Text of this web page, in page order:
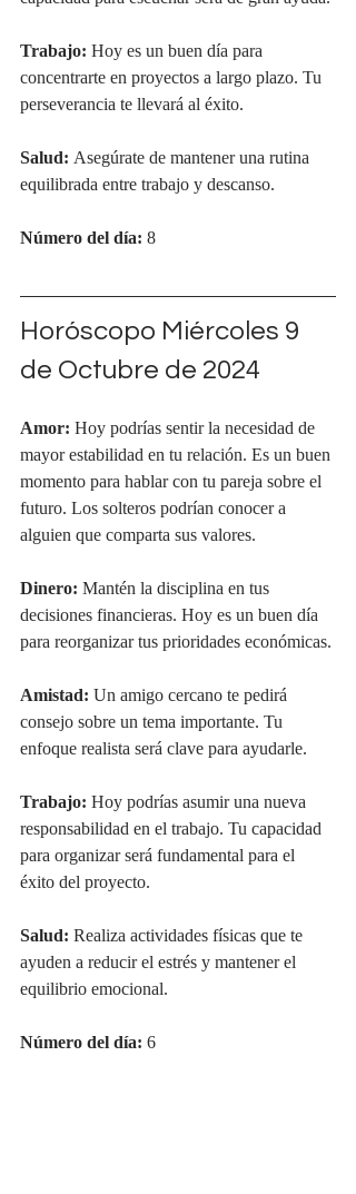
Trabajo: Hoy es un buen día para
concentrarte en proyectos a largo plazo. Tu
perseverancia te llevará al éxito.
Salud: Asegúrate de mantener una rutina
equilibrada entre trabajo y descanso.
Número del día: 8
Horóscopo Miércoles 9
de Octubre de 2024
Amor: Hoy podrías sentir la necesidad de
mayor estabilidad en tu relación. Es un buen
momento para hablar con tu pareja sobre el
futuro. Los solteros podrían conocer a
alguien que comparta sus valores.
Dinero: Mantén la disciplina en tus
decisiones financieras. Hoy es un buen día
para reorganizar tus prioridades económicas.
Amistad: Un amigo cercano te pedirá
consejo sobre un tema importante. Tu
enfoque realista será clave para ayudarle.
Trabajo: Hoy podrías asumir una nueva
responsabilidad en el trabajo. Tu capacidad
para organizar será fundamental para el
éxito del proyecto.
Salud: Realiza actividades físicas que te
ayuden a reducir el estrés y mantener el
equilibrio emocional.
Número del día: 6